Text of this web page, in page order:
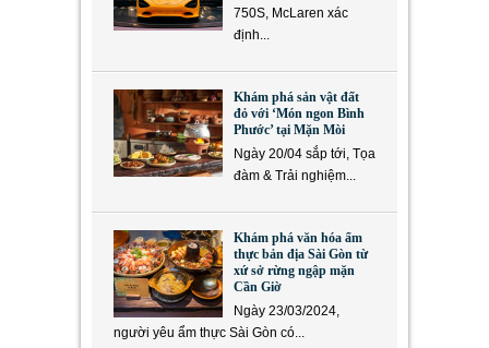
750S, McLaren xác
định...
Khám phá sản vật đất
đỏ với ‘Món ngon Bình
Phước’ tại Mặn Mòi
Ngày 20/04 sắp tới, Tọa
đàm & Trải nghiệm...
Khám phá văn hóa ẩm
thực bản địa Sài Gòn từ
xứ sở rừng ngập mặn
Cần Giờ
Ngày 23/03/2024,
người yêu ẩm thực Sài Gòn có...